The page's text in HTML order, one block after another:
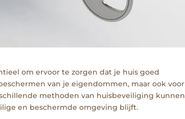
om ervoor te zorgen dat je huis goed
van je eigendommen, maar ook voor
methoden van huisbeveiliging kunnen
en beschermde omgeving blijft.